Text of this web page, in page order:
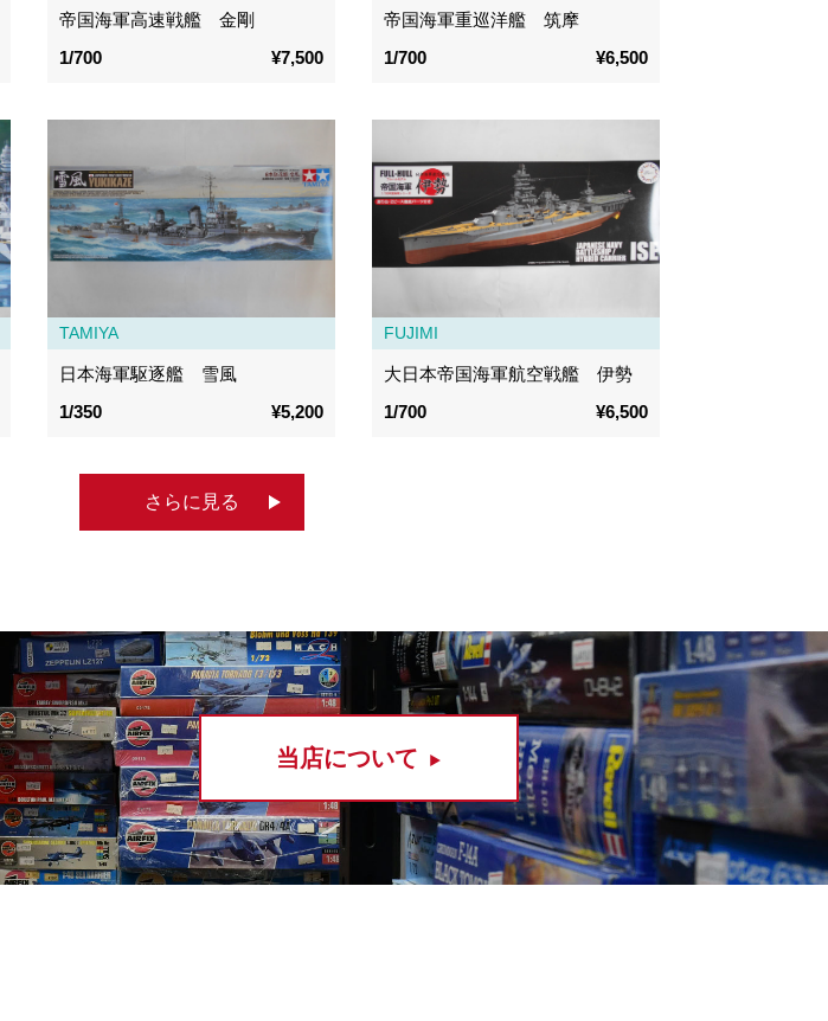
帝国海軍高速戦艦 金剛
1/700
¥7,500
帝国海軍重巡洋艦 筑摩
1/700
¥6,500
TAMIYA
日本海軍駆逐艦 雪風
1/350
¥5,200
FUJIMI
大日本帝国海軍航空戦艦 伊勢
1/700
¥6,500
さらに見る
当店について